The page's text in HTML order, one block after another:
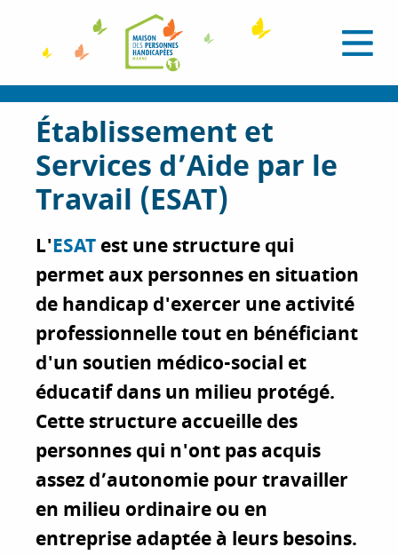
O
v
i
Établissement et
Services d’Aide par le
Travail (ESAT)
L'ESATest une structure qui
permet aux personnes en situation
de handicap d'exercer une activité
professionnelle tout en bénéficiant
d'un soutien médico-social et
éducatif dans un milieu protégé.
Cette structure accueille des
personnes qui n'ont pas acquis
assez d’autonomie pour travailler
en milieu ordinaire ou en
entreprise adaptée à leurs besoins.